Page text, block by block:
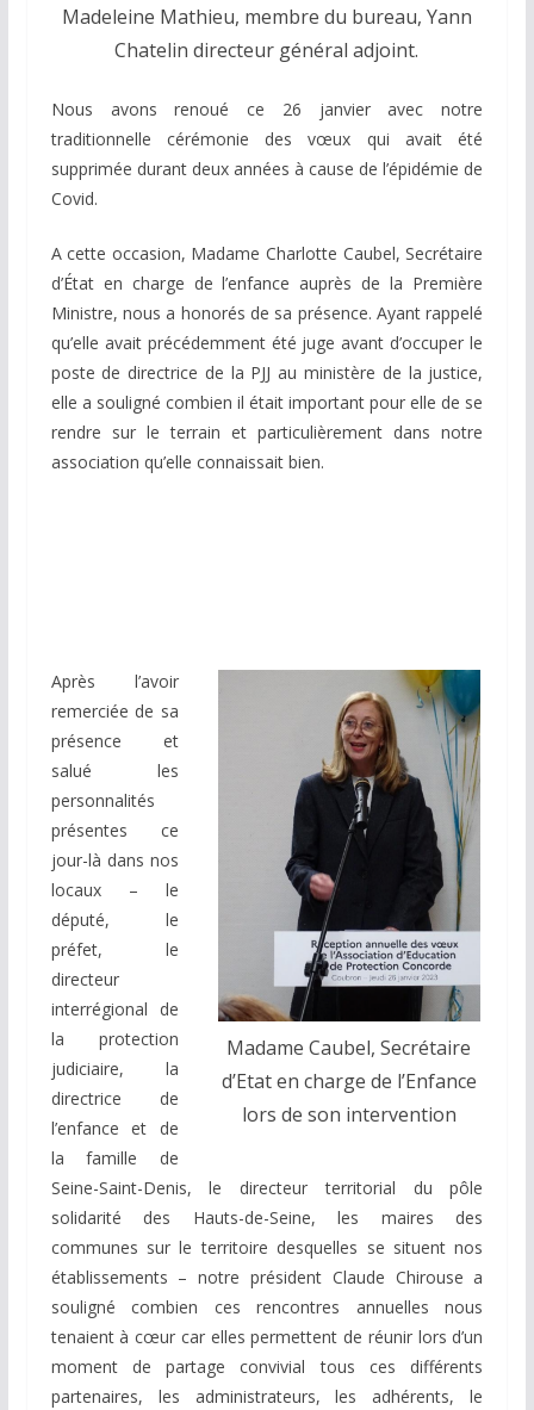
Madeleine Mathieu, membre du bureau, Yann
Chatelin directeur général adjoint.
Nous avons renoué ce 26 janvier avec notre
traditionnelle cérémonie des vœux qui avait été
supprimée durant deux années à cause de l’épidémie de
Covid.
A cette occasion, Madame Charlotte Caubel, Secrétaire
d’État en charge de l’enfance auprès de la Première
Ministre, nous a honorés de sa présence. Ayant rappelé
qu’elle avait précédemment été juge avant d’occuper le
poste de directrice de la PJJ au ministère de la justice,
elle a souligné combien il était important pour elle de se
rendre sur le terrain et particulièrement dans notre
association qu’elle connaissait bien.
Madame Caubel, Secrétaire
d’Etat en charge de l’Enfance
lors de son intervention
Après l’avoir
remerciée de sa
présence et
salué les
personnalités
présentes ce
jour-là dans nos
locaux – le
député, le
préfet, le
directeur
interrégional de
la protection
judiciaire, la
directrice de
l’enfance et de
la famille de
Seine-Saint-Denis, le directeur territorial du pôle
solidarité des Hauts-de-Seine, les maires des
communes sur le territoire desquelles se situent nos
établissements – notre président Claude Chirouse a
souligné combien ces rencontres annuelles nous
tenaient à cœur car elles permettent de réunir lors d’un
moment de partage convivial tous ces différents
partenaires, les administrateurs, les adhérents, le